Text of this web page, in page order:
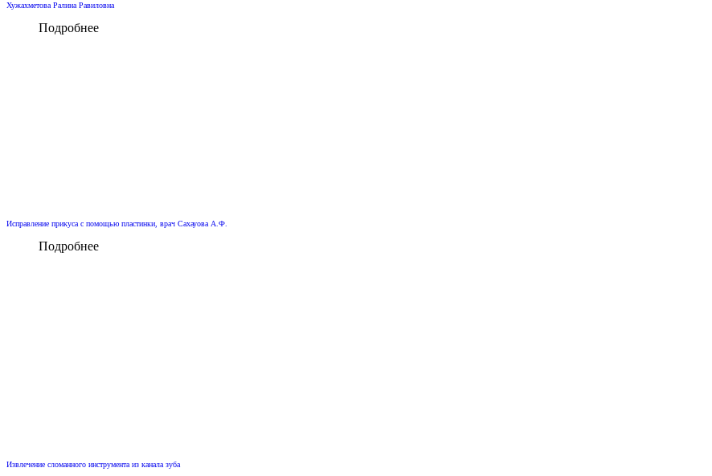
Хужахметова Ралина Равиловна
Подробнее
Исправление прикуса с помощью пластинки, врач Сахауова А.Ф.
Подробнее
Извлечение сломанного инструмента из канала зуба